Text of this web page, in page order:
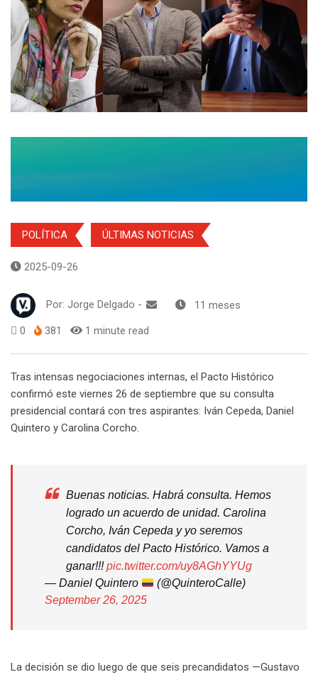
POLÍTICA ÚLTIMAS NOTICIAS
2025-09-26
Por: Jorge Delgado - 11 meses
0 381 1 minute read
Tras intensas negociaciones internas, el Pacto Histórico
confirmó este viernes 26 de septiembre que su consulta
presidencial contará con tres aspirantes: Iván Cepeda, Daniel
Quintero y Carolina Corcho.
Buenas noticias. Habrá consulta. Hemos
logrado un acuerdo de unidad. Carolina
Corcho, Iván Cepeda y yo seremos
candidatos del Pacto Histórico. Vamos a
ganar!!!pic.twitter.com/uy8AGhYYUg
— Daniel Quintero
(@QuinteroCalle)
September 26, 2025
La decisión se dio luego de que seis precandidatos —Gustavo